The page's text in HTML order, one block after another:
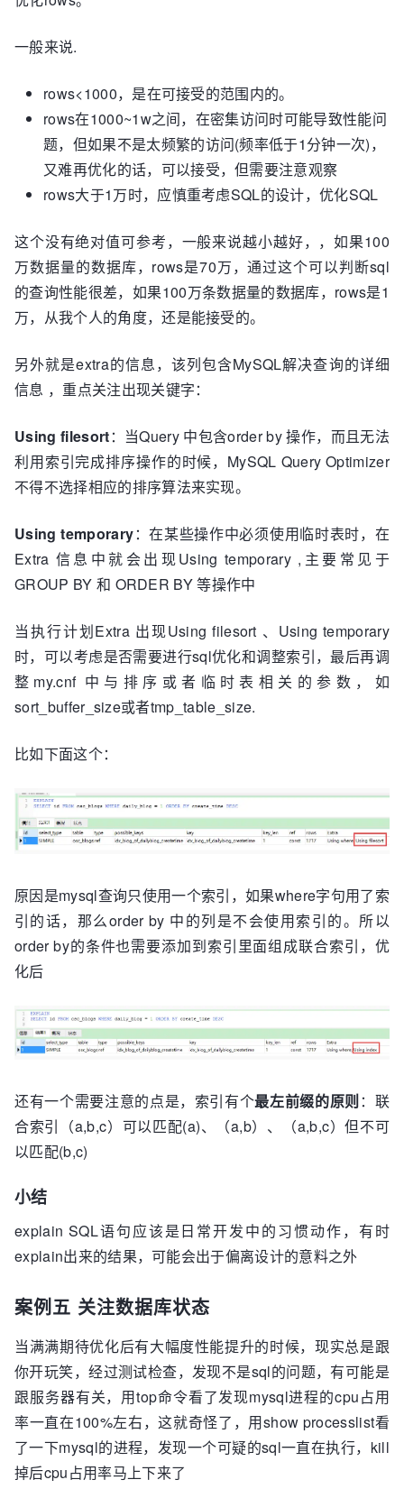
一般来说.
rows<1000，是在可接受的范围内的。
rows在1000~1w之间，在密集访问时可能导致性能问
题，但如果不是太频繁的访问(频率低于1分钟一次)，
又难再优化的话，可以接受，但需要注意观察
rows大于1万时，应慎重考虑SQL的设计，优化SQL
这个没有绝对值可参考，一般来说越小越好，，如果100
万数据量的数据库，rows是70万，通过这个可以判断sql
的查询性能很差，如果100万条数据量的数据库，rows是1
万，从我个人的角度，还是能接受的。
另外就是extra的信息，该列包含MySQL解决查询的详细
信息 ，重点关注出现关键字：
Using filesort：当Query 中包含order by 操作，而且无法
利用索引完成排序操作的时候，MySQL Query Optimizer
不得不选择相应的排序算法来实现。
Using temporary：在某些操作中必须使用临时表时，在
Extra 信息中就会出现Using temporary ,主要常见于
GROUP BY 和 ORDER BY 等操作中
当执行计划Extra 出现Using filesort 、Using temporary
时，可以考虑是否需要进行sql优化和调整索引，最后再调
整my.cnf 中与排序或者临时表相关的参数，如
sort_buffer_size或者tmp_table_size.
比如下面这个：
原因是mysql查询只使用一个索引，如果where字句用了索
引的话，那么order by 中的列是不会使用索引的。所以
order by的条件也需要添加到索引里面组成联合索引，优
化后
还有一个需要注意的点是，索引有个最左前缀的原则：联
合索引（a,b,c）可以匹配(a)、（a,b）、（a,b,c）但不可
以匹配(b,c)
小结
explain SQL语句应该是日常开发中的习惯动作，有时
explain出来的结果，可能会出于偏离设计的意料之外
案例五 关注数据库状态
当满满期待优化后有大幅度性能提升的时候，现实总是跟
你开玩笑，经过测试检查，发现不是sql的问题，有可能是
跟服务器有关，用top命令看了发现mysql进程的cpu占用
率一直在100%左右，这就奇怪了，用show processlist看
了一下mysql的进程，发现一个可疑的sql一直在执行，kill
掉后cpu占用率马上下来了